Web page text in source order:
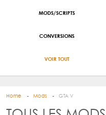
MODS/SCRIPTS
CONVERSIONS
VOIR TOUT
Home Mods GTA V